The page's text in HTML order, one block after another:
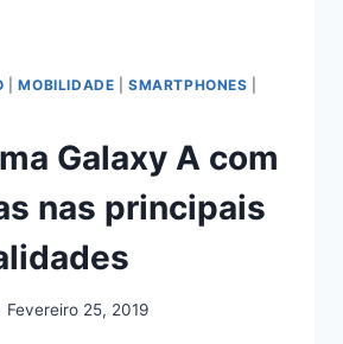
|MOBILIDADE |SMARTPHONES
Galaxy A com
nas principais
Fevereiro 25, 2019